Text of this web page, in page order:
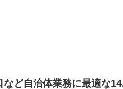
など自治体業務に最適な